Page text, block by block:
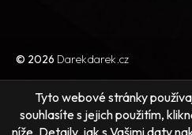
© 2026 Darekdarek.cz
Tyto webové stránky
souhlasíte s jejich použitím,
níže. Detaily, jak s Vašimi daty